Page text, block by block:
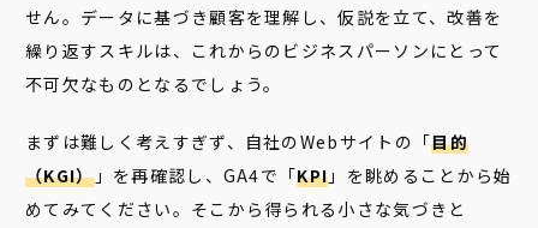
せん。データに基づき顧客を理解し、仮説を立て、改善を
繰り返すスキルは、これからのビジネスパーソンにとって
不可欠なものとなるでしょう。
まずは難しく考えすぎず、自社のWebサイトの「目的
（KGI）」を再確認し、GA4で「KPI 」を眺めることから始
めてみてください。そこから得られる小さな気づきと